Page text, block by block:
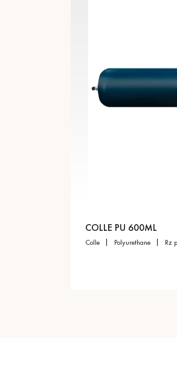
COLLE PU 600ML
colle polyurethane rz